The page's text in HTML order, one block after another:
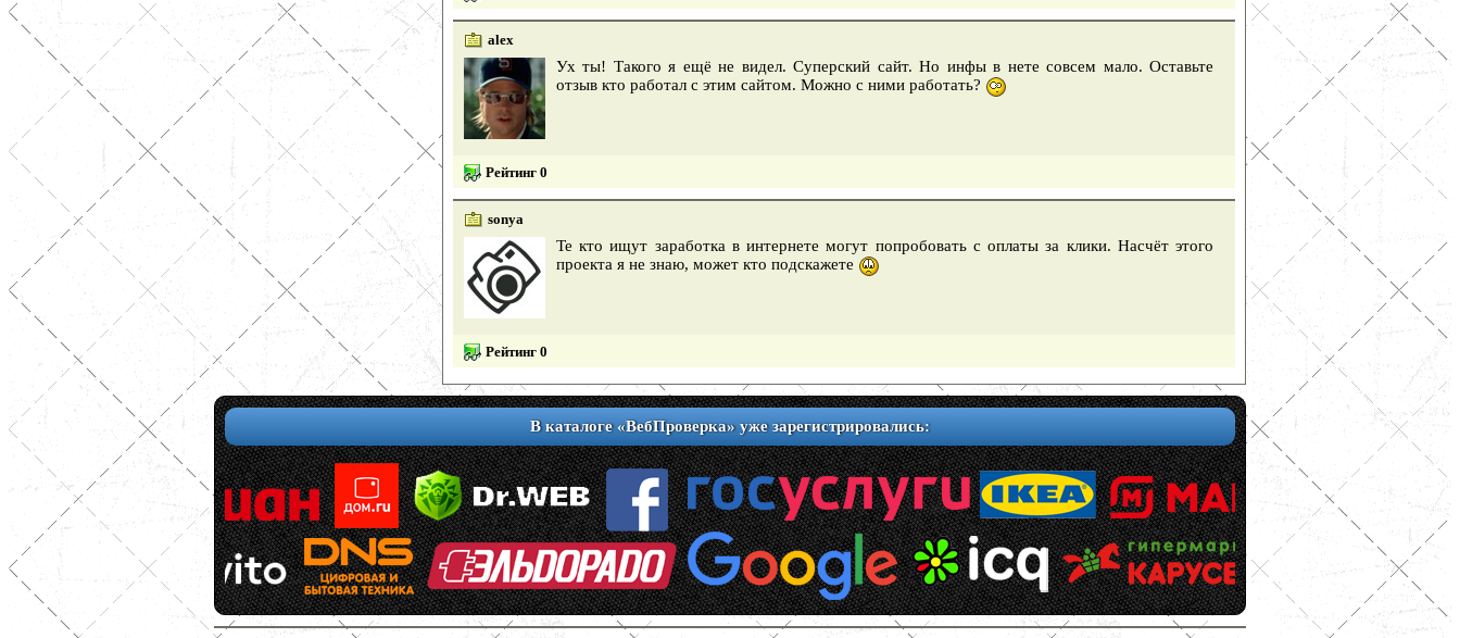
alex
Ух ты! Такого я ещё не видел. Суперский сайт. Но инфы в нете совсем мало. Оставьте
отзыв кто работал с этим сайтом. Можно с ними работать?
Рейтинг 0
sonya
Те кто ищут заработка в интернете могут попробовать с оплаты за клики. Насчёт этого
проекта я не знаю, может кто подскажете
Рейтинг 0
В каталоге «ВебПроверка» уже зарегистрировались: